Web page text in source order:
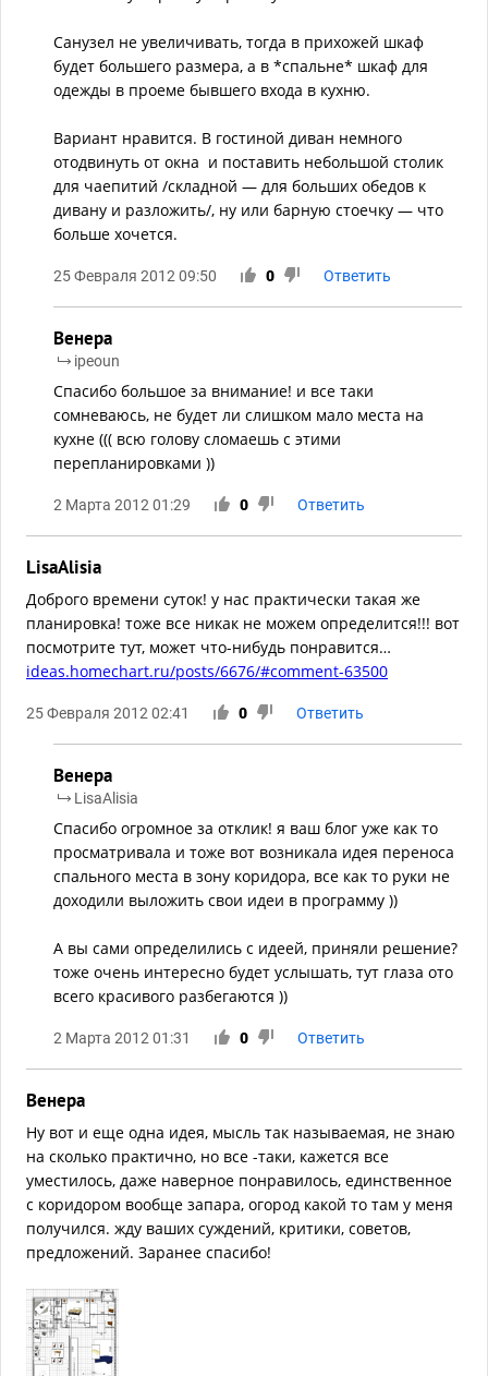
Санузел не увеличивать, тогда в прихожей шкаф
будет большего размера, а в *спальне* шкаф для
одежды в проеме бывшего входа в кухню.
Вариант нравится. В гостиной диван немного
отодвинуть от окна и поставить небольшой столик
для чаепитий /складной — для больших обедов к
дивану и разложить/, ну или барную стоечку — что
больше хочется.
25 Февраля 2012 09:50 0 Ответить
Венера
ipeoun
Спасибо большое за внимание! и все таки
сомневаюсь, не будет ли слишком мало места на
кухне ((( всю голову сломаешь с этими
перепланировками ))
2 Марта 2012 01:29 0 Ответить
LisaAlisia
Доброго времени суток! у нас практически такая же
планировка! тоже все никак не можем определится!!! вот
посмотрите тут, может что-нибудь понравится…
ideas.homechart.ru/posts/6676/#comment-63500
25 Февраля 2012 02:41 0 Ответить
Венера
LisaAlisia
Спасибо огромное за отклик! я ваш блог уже как то
просматривала и тоже вот возникала идея переноса
спального места в зону коридора, все как то руки не
доходили выложить свои идеи в программу ))
А вы сами определились с идеей, приняли решение?
тоже очень интересно будет услышать, тут глаза ото
всего красивого разбегаются ))
2 Марта 2012 01:31 0 Ответить
Венера
Ну вот и еще одна идея, мысль так называемая, не знаю
на сколько практично, но все -таки, кажется все
уместилось, даже наверное понравилось, единственное
с коридором вообще запара, огород какой то там у меня
получился. жду ваших суждений, критики, советов,
предложений. Заранее спасибо!